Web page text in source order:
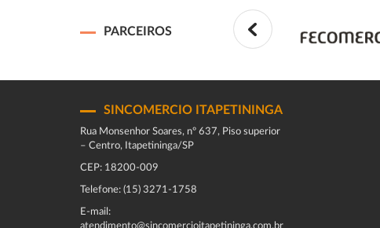
PARCEIROS
SINCOMERCIO ITAPETININGA
Rua Monsenhor Soares, nº 637, Piso superior
– Centro, Itapetininga/SP
CEP: 18200-009
Telefone: (15) 3271-1758
E-mail: